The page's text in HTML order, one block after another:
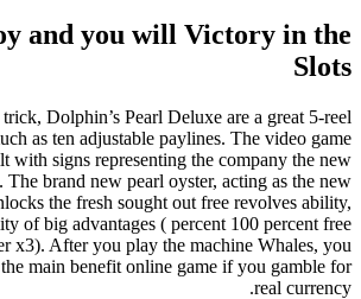
and you will Victory in the
Slots
Dolphin’s Pearl Deluxe are a great 5-reel
as ten adjustable paylines. The video game
with signs representing the company the new
The brand new pearl oyster, acting as the new
the fresh sought out free revolves ability,
of big advantages ( percent 100 percent free
x3). After you play the machine Whales, you
main benefit online game if you gamble for
real currency.